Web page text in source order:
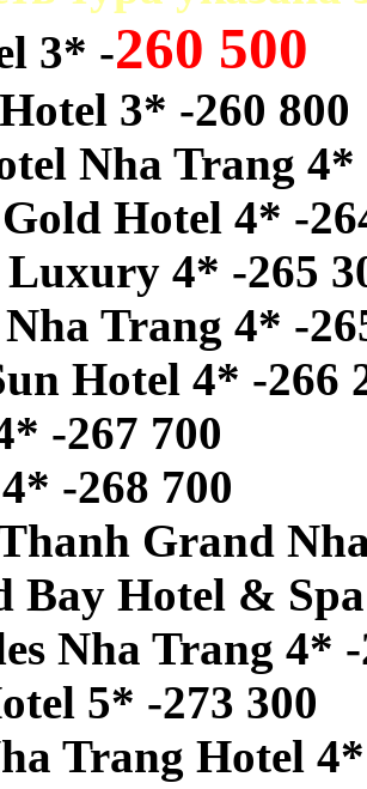
3* -260 500
3* -260 800
Nha Trang 4*
Hotel 4* -
4* -265
Trang 4* -
Hotel 4* -266
-267 700
-268 700
Grand
Bay Hotel &
Nha Trang 4*
5* -273 300
Trang Hotel 4*